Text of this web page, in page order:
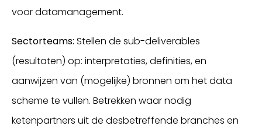
voor datamanagement.
Sectorteams: Stellen de sub-deliverables
(resultaten) op: interpretaties, definities, en
aanwijzen van (mogelijke) bronnen om het data
scheme te vullen. Betrekken waar nodig
ketenpartners uit de desbetreffende branches en